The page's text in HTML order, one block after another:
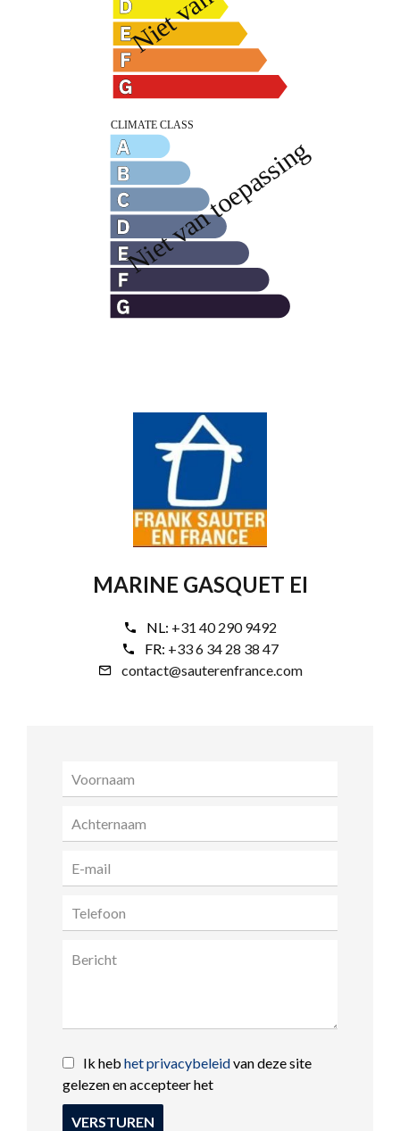
MARINE GASQUET EI
NL: +31 40 290 9492
FR: +33 6 34 28 38 47
contact@sauterenfrance.com
Ik heb het privacybeleidvan deze site
gelezen en accepteer het
VERSTUREN